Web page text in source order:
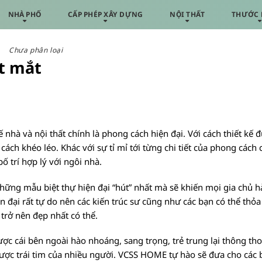
NHÀ PHỐ CẤP PHÉP XÂY DỰNG NỘI THẤT THƯỚC
Chưa phân loại
mắt
và nội thất chính là phong cách hiện đại. Với cách thiết kế
khéo léo. Khác với sự tỉ mỉ tới từng chi tiết của phong cách
trí hợp lý với ngôi nhà.
mẫu biệt thự hiện đại “hút” nhất mà sẽ khiến mọi gia chủ
rất tự do nên các kiến trúc sư cũng như các bạn có thể
nên đẹp nhất có thể.
cái bên ngoài hào nhoáng, sang trọng, trẻ trung lại thông
trái tim của nhiều người. VCSS HOME tự hào sẽ đưa cho các